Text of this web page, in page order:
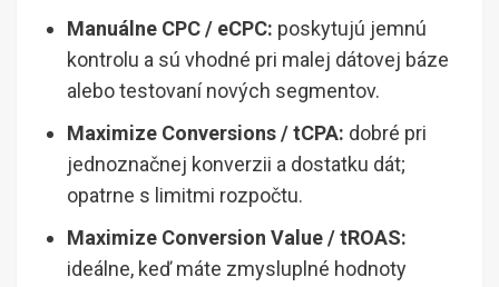
Manuálne CPC / eCPC: poskytujú jemnú
kontrolu a sú vhodné pri malej dátovej báze
alebo testovaní nových segmentov.
Maximize Conversions / tCPA: dobré pri
jednoznačnej konverzii a dostatku dát;
opatrne s limitmi rozpočtu.
Maximize Conversion Value / tROAS:
ideálne, keď máte zmysluplné hodnoty